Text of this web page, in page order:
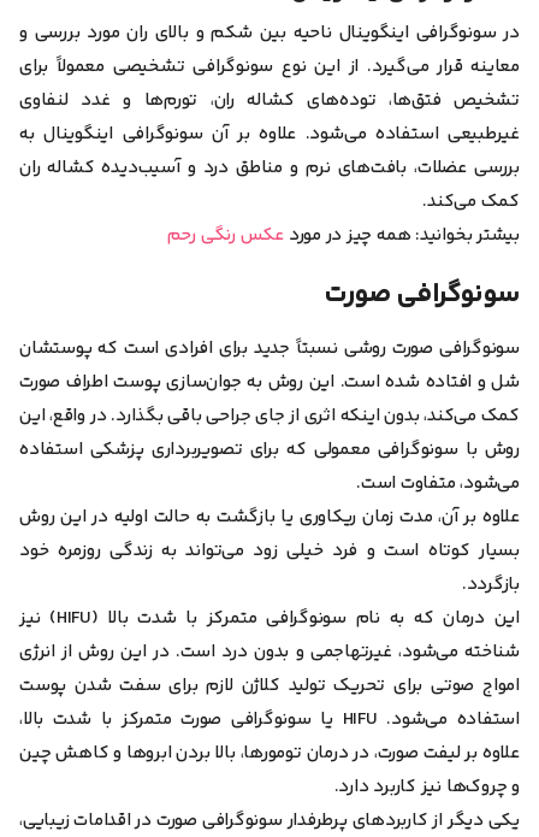
در سونوگرافی اینگوینال ناحیه بین شکم و بالای ران مورد بررسی و
معاینه قرار می‌گیرد. از این نوع سونوگرافی تشخیصی معمولاً برای
تشخیص فتق‌ها، توده‌های کشاله ران، تورم‌ها و غدد لنفاوی
غیرطبیعی استفاده می‌شود. علاوه بر آن سونوگرافی اینگوینال به
بررسی عضلات، بافت‌های نرم و مناطق درد و آسیب‌دیده کشاله ران
کمک می‌کند.
بیشتر بخوانید: همه چیز در موردعکس رنگی رحم
سونوگرافی صورت
سونوگرافی صورت روشی نسبتاً جدید برای افرادی است که پوستشان
شل و افتاده شده است. این روش به جوان‌سازی پوست اطراف صورت
کمک می‌کند، بدون اینکه اثری از جای جراحی باقی بگذارد. در واقع، این
روش با سونوگرافی معمولی که برای تصویربرداری پزشکی استفاده
می‌شود، متفاوت است.
علاوه بر آن، مدت زمان ریکاوری یا بازگشت به حالت اولیه در این روش
بسیار کوتاه است و فرد خیلی زود می‌تواند به زندگی روزمره خود
بازگردد.
این درمان که به نام سونوگرافی متمرکز با شدت بالا (HIFU) نیز
شناخته می‌شود، غیرتهاجمی و بدون درد است. در این روش از انرژی
امواج صوتی برای تحریک تولید کلاژن لازم برای سفت شدن پوست
استفاده می‌شود. HIFU یا سونوگرافی صورت متمرکز با شدت بالا،
علاوه بر لیفت صورت، در درمان تومورها، بالا بردن ابروها و کاهش چین
و چروک‌ها نیز کاربرد دارد.
یکی دیگر از کاربردهای پرطرفدار سونوگرافی صورت در اقدامات زیبایی،